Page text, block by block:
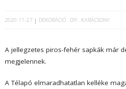
2020-11-27 DEKORÁCIÓ DIY KARÁCSONY
A jellegzetes piros-fehér sapkák már
megjelennek.
A Télapó elmaradhatatlan kelléke